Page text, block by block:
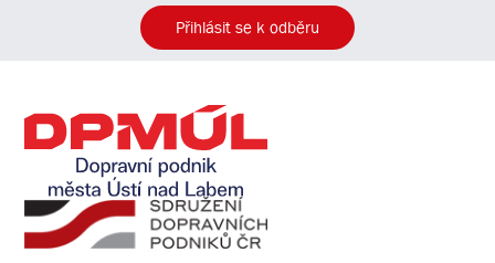
Přihlásit se k odběru